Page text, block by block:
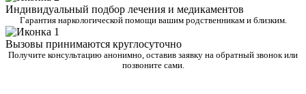
Индивидуальный подбор лечения и медикаментов
Гарантия наркологической помощи вашим родственникам и близким.
Вызовы принимаются круглосуточно
Получите консультацию анонимно, оставив заявку на обратный звонок или
позвоните сами.